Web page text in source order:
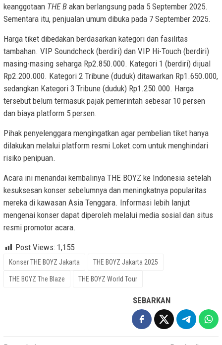
keanggotaan THE B akan berlangsung pada 5 September 2025.
Sementara itu, penjualan umum dibuka pada 7 September 2025.
Harga tiket dibedakan berdasarkan kategori dan fasilitas
tambahan. VIP Soundcheck (berdiri) dan VIP Hi-Touch (berdiri)
masing-masing seharga Rp2.850.000. Kategori 1 (berdiri) dijual
Rp2.200.000. Kategori 2 Tribune (duduk) ditawarkan Rp1.650.000,
sedangkan Kategori 3 Tribune (duduk) Rp1.250.000. Harga
tersebut belum termasuk pajak pemerintah sebesar 10 persen
dan biaya platform 5 persen.
Pihak penyelenggara mengingatkan agar pembelian tiket hanya
dilakukan melalui platform resmi Loket.com untuk menghindari
risiko penipuan.
Acara ini menandai kembalinya THE BOYZ ke Indonesia setelah
kesuksesan konser sebelumnya dan meningkatnya popularitas
mereka di kawasan Asia Tenggara. Informasi lebih lanjut
mengenai konser dapat diperoleh melalui media sosial dan situs
resmi promotor acara.
Post Views: 1,155
Konser THE BOYZ Jakarta THE BOYZ Jakarta 2025
THE BOYZ The Blaze THE BOYZ World Tour
SEBARKAN